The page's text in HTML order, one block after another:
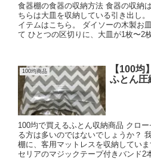
食器棚の食器の収納方法 食器の収納
ちらは大皿を収納している引き出し
イテムはこちら。 ダイソーの木製お
て ひとつの区切りに、大皿が1枚〜2
100均商品
【100均
ふとん圧
100均で買えるふとん収納商品 クロ
る方は多いのではないでしょうか？
棚に、客用マットレスを収納していま
セリアのマジックテープ付きバンド2